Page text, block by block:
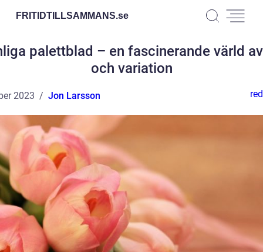
FRITIDTILLSAMMANS.se
palettblad – en fascinerande värld
och variation
2023 Jon Larsson